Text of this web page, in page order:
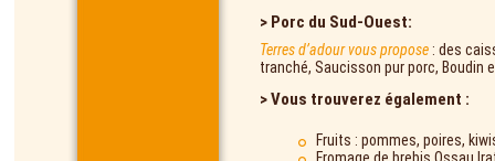
> Porc du Sud-Ouest:
Terres d’adour vous propose : des
tranché, Saucisson pur porc, Boudin
> Vous trouverez également :
Fruits : pommes, poires,
Fromage de brebis Ossau